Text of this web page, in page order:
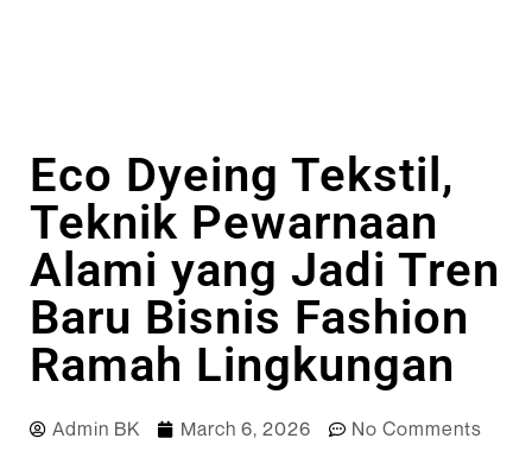
Eco Dyeing Tekstil,
Teknik Pewarnaan
Alami yang Jadi Tren
Baru Bisnis Fashion
Ramah Lingkungan
Admin BK March 6, 2026 No Comments